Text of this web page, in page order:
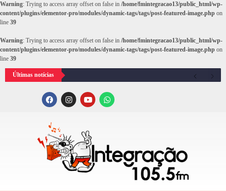
Warning: Trying to access array offset on false in /home/fmintegracao13/public_html/wp-
content/plugins/elementor-pro/modules/dynamic-tags/tags/post-featured-image.php on
line 39
Warning: Trying to access array offset on false in /home/fmintegracao13/public_html/wp-
content/plugins/elementor-pro/modules/dynamic-tags/tags/post-featured-image.php on
line 39
Últimas notícias